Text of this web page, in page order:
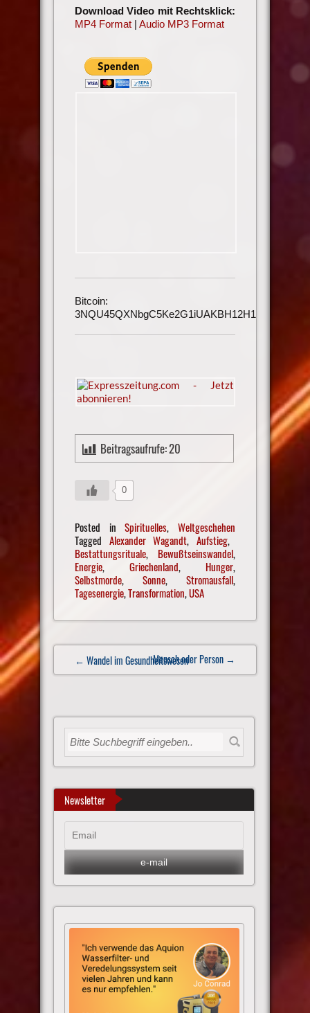
Download Video mit Rechtsklick:
MP4 Format| Audio MP3 Format
Bitcoin:
3NQU45QXNbgC5Ke2G1iUAKBH12H1h3UmAu
Beitragsaufrufe:20
0
Posted inSpirituelles,Weltgeschehen
Tagged Alexander Wagandt,Aufstieg,
Bestattungsrituale, Bewußtseinswandel,
Energie, Griechenland, Hunger,
Selbstmorde, Sonne,Stromausfall,
Tagesenergie,Transformation,USA
Post
navigation
← Wandel im GesundheitswesenMensch oder Person →
Newsletter